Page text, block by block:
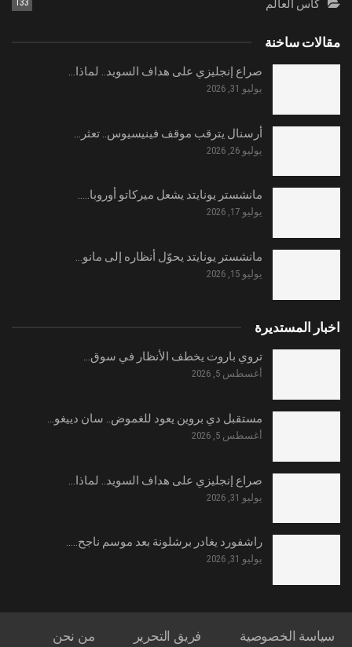
كأس العالم 133
مقالات ساخنة
صراع إنجليزي على هداف السويد.. لماذا…
يوليو 31, 2026
أرسنال يترقب موقف فينيسيوس.. تعثر…
يوليو 26, 2026
مانشستر يونايتد يشعل ميركاتو أوروبا..…
يوليو 17, 2026
مانشستر يونايتد يحوّل أنظاره إلى مانو…
يوليو 15, 2026
اخبار المستديرة
تروي باروت يخطف الأنظار في سوق…
أغسطس 5, 2026
مستقبل دي بروين يعود للغموض.. سان دييغو…
أغسطس 5, 2026
صراع إنجليزي على هداف السويد.. لماذا…
يوليو 31, 2026
راشفورد يغادر برشلونة بعد موسم ناجح..…
يوليو 31, 2026
سياسة الخصوصية فريق التحرير من نحن